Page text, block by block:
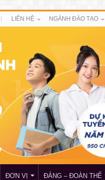
LIÊN HỆ NGÀNH ĐÀO TẠO
ĐƠN VỊ ĐẢNG – ĐOÀN THỂ